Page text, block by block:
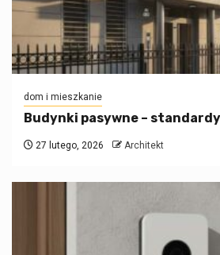
dom i mieszkanie
Budynki pasywne –
27 lutego, 2026 Architekt